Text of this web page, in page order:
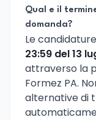
Qual e il
domanda?
Le
23:59 del 13
attraverso la
Formez PA.
alternative di